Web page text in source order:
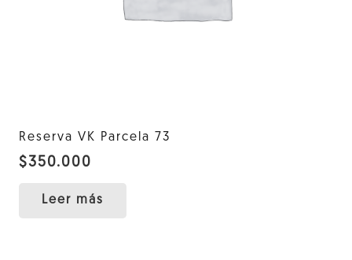
Reserva VK Parcela 73
$350.000
Leer más